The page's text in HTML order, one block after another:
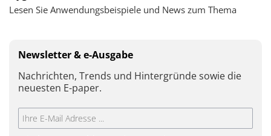
Lesen Sie Anwendungsbeispiele und News zum Thema
Newsletter & e-Ausgabe
Nachrichten, Trends und Hintergründe sowie die
neuesten E-paper.